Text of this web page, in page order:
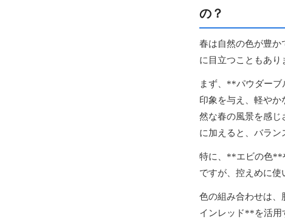
の？
春は自然の色が豊か
に目立つこともあり
まず、**パウダー
印象を与え、軽や
然な春の風景を感
に加えると、バラン
特に、**エビの色**
ですが、控えめに使
色の組み合わせは
インレッド**を活用